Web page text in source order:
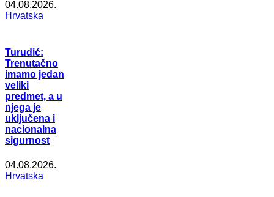
04.08.2026.
Hrvatska
Turudić:
Trenutačno
imamo jedan
veliki
predmet, a u
njega je
uključena i
nacionalna
sigurnost
04.08.2026.
Hrvatska